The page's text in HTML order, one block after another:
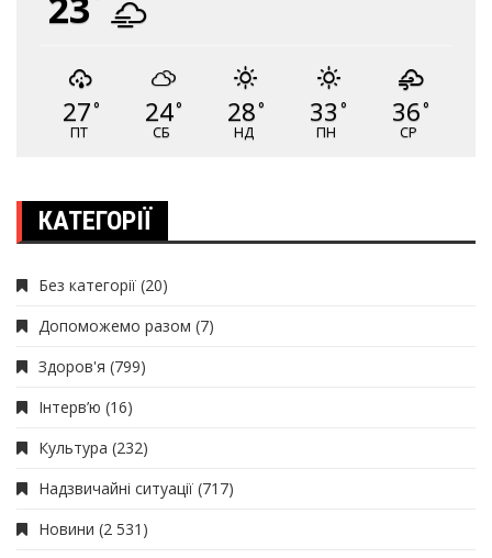
27°
ПТ
24°
СБ
28°
НД
33 °
ПН
36°
СР
КАТЕГОРІЇ
Без категорії (20)
Допоможемо разом (7)
Здоров'я (799)
Інтерв’ю (16)
Культура (232)
Надзвичайні ситуації (717)
Новини (2 531)